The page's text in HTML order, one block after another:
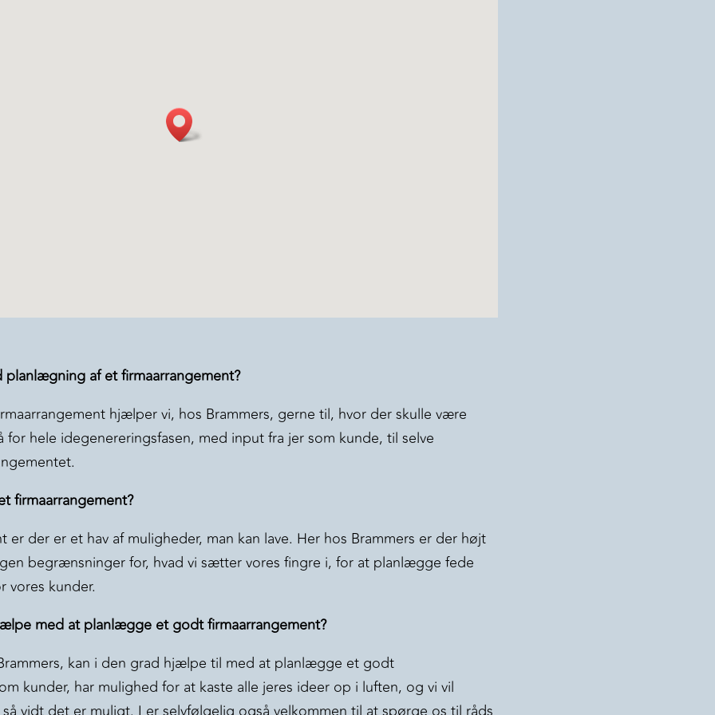
af et firmaarrangement?
hjælper vi, hos Brammers, gerne til, hvor der skulle være
for hele idegenereringsfasen, med input fra jer som kunde, til selve
firmaarrangement?
er der er et hav af muligheder, man kan lave. Her hos Brammers er der højt
begrænsninger for, hvad vi sætter vores fingre i, for at planlægge fede
vores kunder.
med at planlægge et godt firmaarrangement?
kan i den grad hjælpe til med at planlægge et godt
kunder, har mulighed for at kaste alle jeres ideer op i luften, og vi vil